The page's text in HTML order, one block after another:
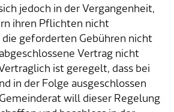
jedoch in der Vergangenheit,
ihren Pflichten nicht
geforderten Gebühren nicht
Vertrag nicht
ist geregelt, dass bei
in der Folge ausgeschlossen
will dieser Regelung